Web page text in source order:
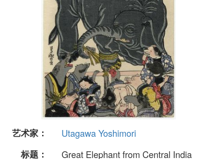
艺术家：
Utagawa Yoshimori
标题：
Great Elephant from Central India